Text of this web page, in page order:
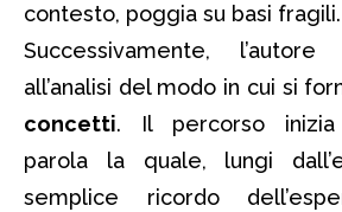
contesto, poggia su basi fragili.
Successivamente, l’autore
all’analisi del modo in cui si
concetti. Il percorso inizia
parola la quale, lungi
semplice ricordo